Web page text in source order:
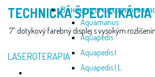
Ванны для вихревого
Aquamanus
Aquapedis
Aquapedis I
Aquapedis I L
TECHNICKÁ ŠPECIFIKÁCIA
7” dotykový farebný displej s vysokým
LASEROTERAPIA